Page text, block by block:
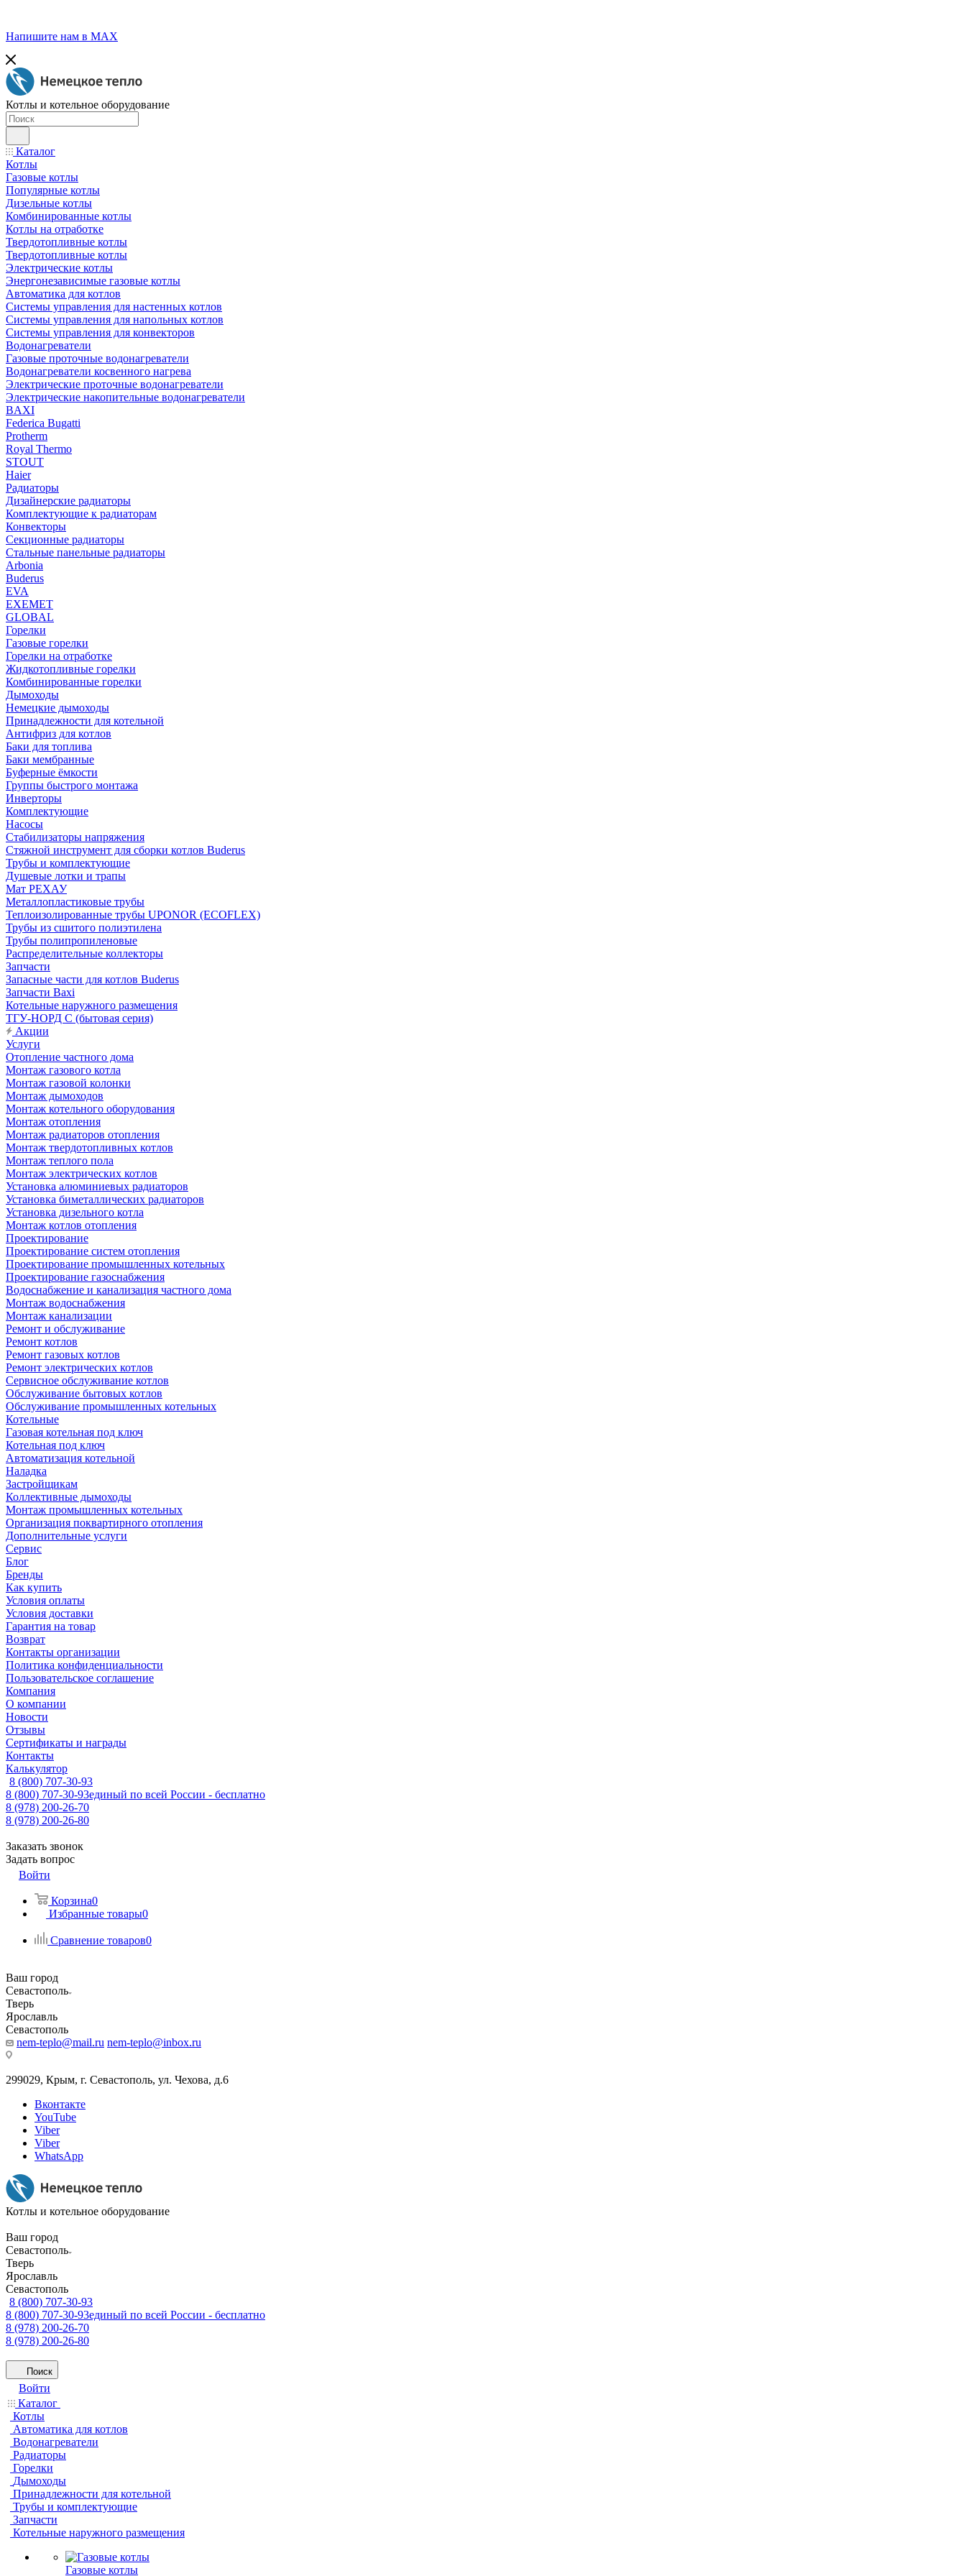
Напишите нам в МАХ
Котлы и котельное оборудование
Каталог
Котлы
Газовые котлы
Популярные котлы
Дизельные котлы
Комбинированные котлы
Котлы на отработке
Твердотопливные котлы
Твердотопливные котлы
Электрические котлы
Энергонезависимые газовые котлы
Автоматика для котлов
Системы управления для настенных котлов
Системы управления для напольных котлов
Системы управления для конвекторов
Водонагреватели
Газовые проточные водонагреватели
Водонагреватели косвенного нагрева
Электрические проточные водонагреватели
Электрические накопительные водонагреватели
BAXI
Federica Bugatti
Protherm
Royal Thermo
STOUT
Haier
Радиаторы
Дизайнерские радиаторы
Комплектующие к радиаторам
Конвекторы
Секционные радиаторы
Стальные панельные радиаторы
Arbonia
Buderus
EVA
EXEMET
GLOBAL
Горелки
Газовые горелки
Горелки на отработке
Жидкотопливные горелки
Комбинированные горелки
Дымоходы
Немецкие дымоходы
Принадлежности для котельной
Антифриз для котлов
Баки для топлива
Баки мембранные
Буферные ёмкости
Группы быстрого монтажа
Инверторы
Комплектующие
Насосы
Стабилизаторы напряжения
Стяжной инструмент для сборки котлов Buderus
Трубы и комплектующие
Душевые лотки и трапы
Мат РЕХАУ
Металлопластиковые трубы
Теплоизолированные трубы UPONOR (ECOFLEX)
Трубы из сшитого полиэтилена
Трубы полипропиленовые
Распределительные коллекторы
Запчасти
Запасные части для котлов Buderus
Запчасти Baxi
Котельные наружного размещения
ТГУ-НОРД С (бытовая серия)
Акции
Услуги
Отопление частного дома
Монтаж газового котла
Монтаж газовой колонки
Монтаж дымоходов
Монтаж котельного оборудования
Монтаж отопления
Монтаж радиаторов отопления
Монтаж твердотопливных котлов
Монтаж теплого пола
Монтаж электрических котлов
Установка алюминиевых радиаторов
Установка биметаллических радиаторов
Установка дизельного котла
Монтаж котлов отопления
Проектирование
Проектирование систем отопления
Проектирование промышленных котельных
Проектирование газоснабжения
Водоснабжение и канализация частного дома
Монтаж водоснабжения
Монтаж канализации
Ремонт и обслуживание
Ремонт котлов
Ремонт газовых котлов
Ремонт электрических котлов
Сервисное обслуживание котлов
Обслуживание бытовых котлов
Обслуживание промышленных котельных
Котельные
Газовая котельная под ключ
Котельная под ключ
Автоматизация котельной
Наладка
Застройщикам
Коллективные дымоходы
Монтаж промышленных котельных
Организация поквартирного отопления
Дополнительные услуги
Сервис
Блог
Бренды
Как купить
Условия оплаты
Условия доставки
Гарантия на товар
Возврат
Контакты организации
Политика конфиденциальности
Пользовательское соглашение
Компания
О компании
Новости
Отзывы
Сертификаты и награды
Контакты
Калькулятор
8 (800) 707-30-93
8 (800) 707-30-93единый по всей России - бесплатно
8 (978) 200-26-70
8 (978) 200-26-80
Заказать звонок
Задать вопрос
Войти
Корзина0
Избранные товары0
Сравнение товаров0
Ваш город
Севастополь
Тверь
Ярославль
Севастополь
nem-teplo@mail.ru nem-teplo@inbox.ru
299029, Крым, г. Севастополь, ул. Чехова, д.6
Вконтакте
YouTube
Viber
Viber
WhatsApp
Котлы и котельное оборудование
Ваш город
Севастополь
Тверь
Ярославль
Севастополь
8 (800) 707-30-93
8 (800) 707-30-93единый по всей России - бесплатно
8 (978) 200-26-70
8 (978) 200-26-80
Поиск
Войти
Каталог
Котлы
Автоматика для котлов
Водонагреватели
Радиаторы
Горелки
Дымоходы
Принадлежности для котельной
Трубы и комплектующие
Запчасти
Котельные наружного размещения
Газовые котлы